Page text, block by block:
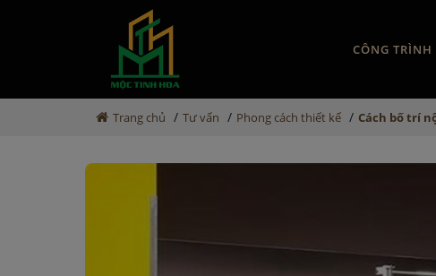
CÔNG TRÌNH
Trang chủ / Tư vấn / Phong cách thiết kế / Cách bố trí